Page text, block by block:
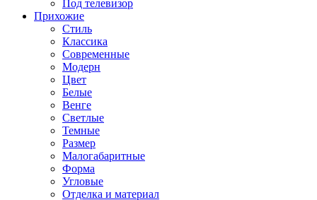
Под телевизор
Прихожие
Стиль
Классика
Современные
Модерн
Цвет
Белые
Венге
Светлые
Темные
Размер
Малогабаритные
Форма
Угловые
Отделка и материал